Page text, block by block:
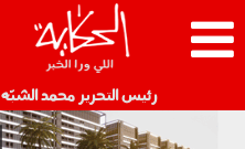
رئيس التحرير محمد الشبّه